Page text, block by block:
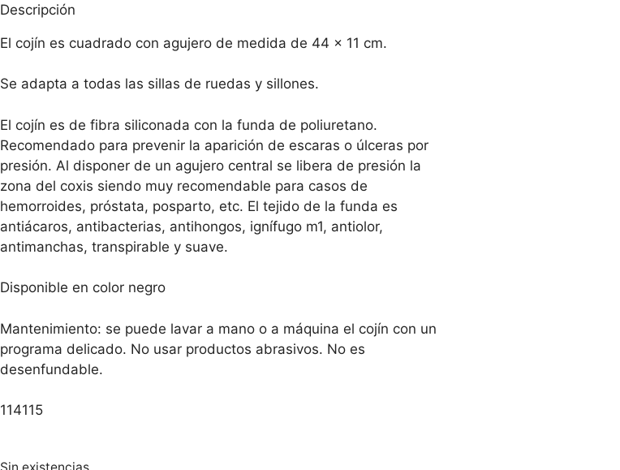
Descripción
El cojín es cuadrado con agujero de medida de 44 x 11 cm.
Se adapta a todas las sillas de ruedas y sillones.
El cojín es de fibra siliconada con la funda de poliuretano.
Recomendado para prevenir la aparición de escaras o úlceras por
presión. Al disponer de un agujero central se libera de presión la
zona del coxis siendo muy recomendable para casos de
hemorroides, próstata, posparto, etc. El tejido de la funda es
antiácaros, antibacterias, antihongos, ignífugo m1, antiolor,
antimanchas, transpirable y suave.
Disponible en color negro
Mantenimiento: se puede lavar a mano o a máquina el cojín con un
programa delicado. No usar productos abrasivos. No es
desenfundable.
114115
Sin existencias